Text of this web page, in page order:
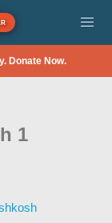
Donate Now.
1